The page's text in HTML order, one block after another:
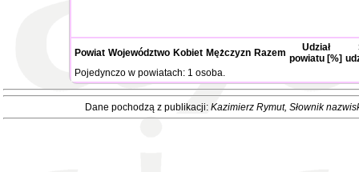
Powiat Województwo Kobiet Mężczyzn Razem
Udział
powiatu [%]
Pojedynczo w powiatach: 1 osoba.
Dane pochodzą z publikacji: Kazimierz Rymut, Słownik